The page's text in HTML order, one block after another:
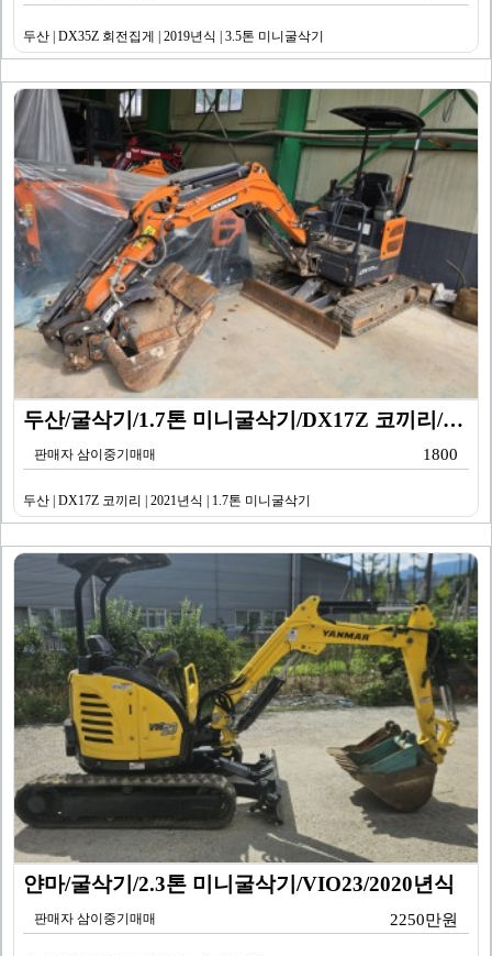
두산 | DX35Z 회전집게 | 2019년식 | 3.5톤 미니굴삭기
두산/굴삭기/1.7톤 미니굴삭기/DX17Z 코끼리/20…
판매자 삼이중기매매 1800
두산 | DX17Z 코끼리 | 2021년식 | 1.7톤 미니굴삭기
얀마/굴삭기/2.3톤 미니굴삭기/VIO23/2020년식
판매자 삼이중기매매 2250만원